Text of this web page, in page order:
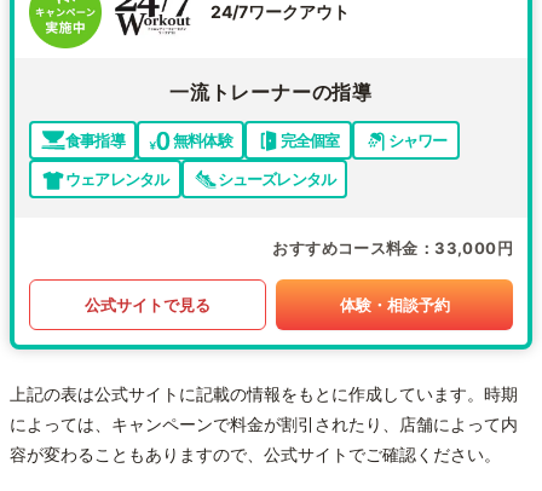
24/7ワークアウト
一流トレーナーの指導
食事指導 無料体験 完全個室
シャワー
ウェアレンタル
シューズレンタル
おすすめコース料金 33,000円
公式サイトで見る 体験・相談予約
上記の表は公式サイトに記載の情報をもとに作成しています。時期
によっては、キャンペーンで料金が割引されたり、店舗によって内
容が変わることもありますので、公式サイトでご確認ください。